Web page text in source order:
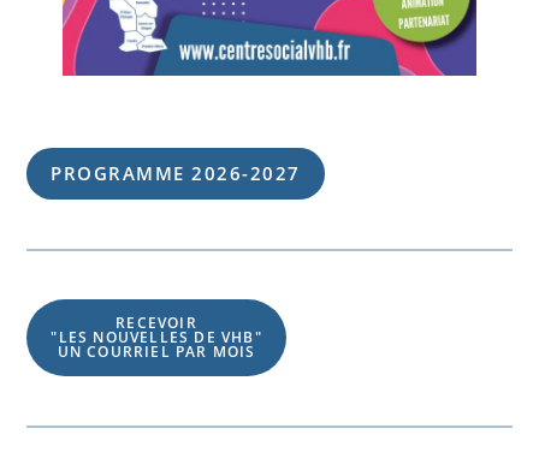
PROGRAMME 2026-2027
RECEVOIR
"LES NOUVELLES DE VHB"
UN COURRIEL PAR MOIS